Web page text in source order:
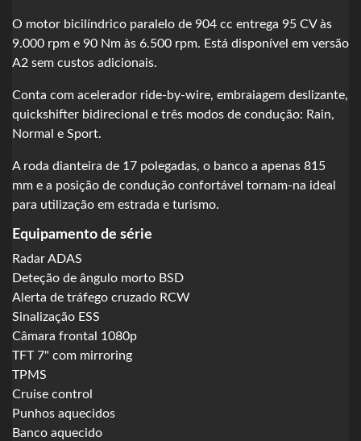
O motor bicilíndrico paralelo de 904 cc entrega 95 CV às
9.000 rpm e 90 Nm às 6.500 rpm. Está disponível em versão
A2 sem custos adicionais.
Conta com acelerador ride-by-wire, embraiagem deslizante,
quickshifter bidirecional e três modos de condução: Rain,
Normal e Sport.
A roda dianteira de 17 polegadas, o banco a apenas 815
mm e a posição de condução confortável tornam-na ideal
para utilização em estrada e turismo.
Equipamento de série
Radar ADAS
Deteção de ângulo morto BSD
Alerta de tráfego cruzado RCW
Sinalização ESS
Câmara frontal 1080p
TFT 7" com mirroring
TPMS
Cruise control
Punhos aquecidos
Banco aquecido